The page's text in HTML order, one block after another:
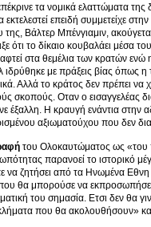
τα νομικά ελαττώματα
εκτελεστεί επειδή συμμετείχε
της, Βάλτερ Μπένγιαμιν,
ότι το δίκαιο κουβαλάει μέσα
στα θεμέλια των κρατών
ιδρύθηκε με πράξεις βίας όπως
Αλλά το κράτος δεν πρέπει να
σκοπούς. Οταν ο
έξαλλη. Η κραυγή ενάντια στην
αξιωματούχου που δεν
του Ολοκαυτώματος ως «του
παρανοεί το ιστορικό
να ζητήσει από τα Ηνωμένα Εθνη
θα μπορούσε να
του σημασία. Ετσι δεν θα
που θα ακολουθήσουν»